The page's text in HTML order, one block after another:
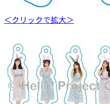
＜クリックで拡大＞